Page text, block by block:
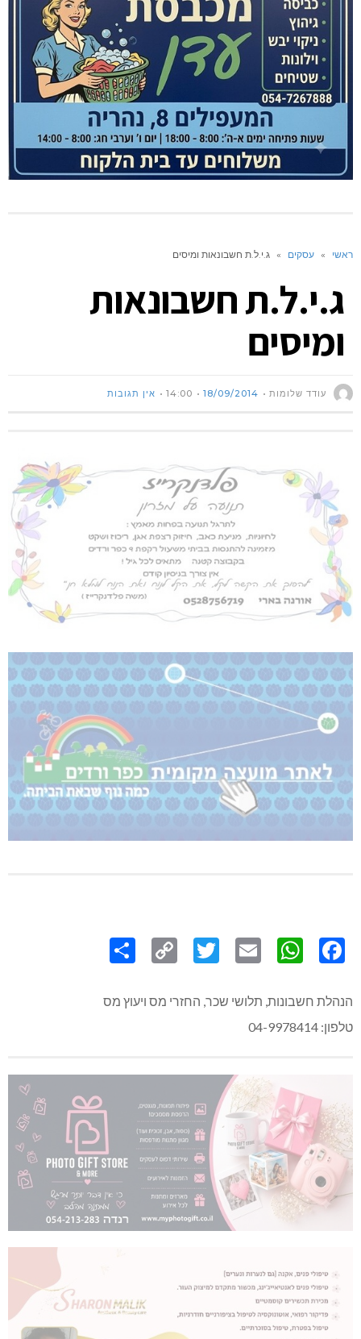
ראשי » עסקים » ג.י.ל.ת חשבונאות ומיסים
ג.י.ל.ת חשבונאות
ומיסים
עודד שלומות 18/09/2014
14:00 אין תגובות
Link
הנהלת חשבונות, תלושי שכר, החזרי מס ויעוץ מס
טלפון: 04-9978414